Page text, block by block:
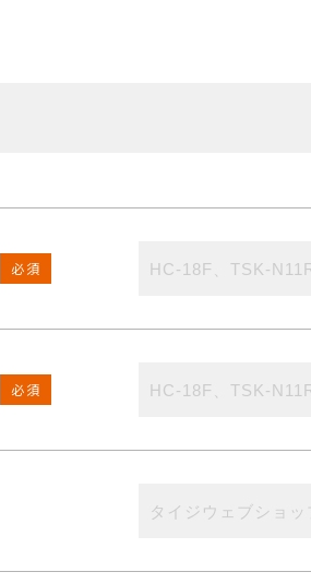
必須
必須